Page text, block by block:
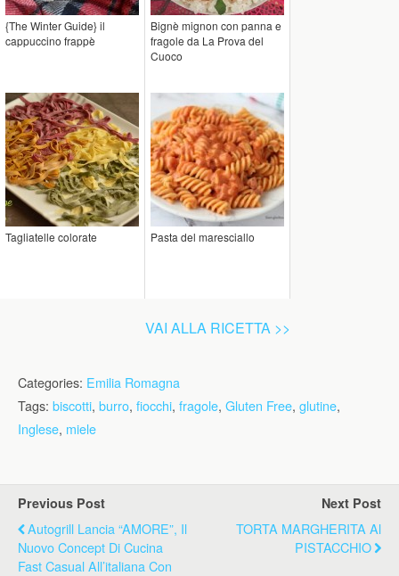
{The Winter Guide} il
cappuccino frappè
Bignè mignon con panna e
fragole da La Prova del
Cuoco
Tagliatelle colorate Pasta del maresciallo
VAI ALLA RICETTA >>
Categories: Emilia Romagna
Tags: biscotti, burro, fiocchi, fragole, Gluten Free, glutine,
Inglese, miele
Previous Post
Autogrill Lancia “AMORE”, Il
Nuovo Concept Di Cucina
Fast Casual All’italiana Con
Next Post
TORTA MARGHERITA Al
PISTACCHIO